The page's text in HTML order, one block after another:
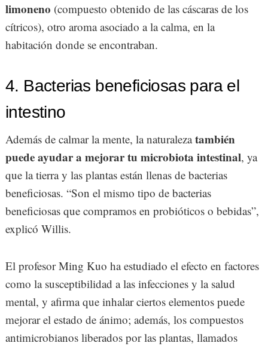
limoneno (compuesto obtenido de las cáscaras de los
cítricos), otro aroma asociado a la calma, en la
habitación donde se encontraban.
4. Bacterias beneficiosas para el
intestino
Además de calmar la mente, la naturalezatambién
puede ayudar a mejorar tu microbiota intestinal, ya
que la tierra y las plantas están llenas de bacterias
beneficiosas. “Son el mismo tipo de bacterias
beneficiosas que compramos en probióticos o bebidas”,
explicó Willis.
El profesor Ming Kuo ha estudiado el efecto en factores
como la susceptibilidad a las infecciones y la salud
mental, y afirma que inhalar ciertos elementos puede
mejorar el estado de ánimo; además, los compuestos
antimicrobianos liberados por las plantas, llamados